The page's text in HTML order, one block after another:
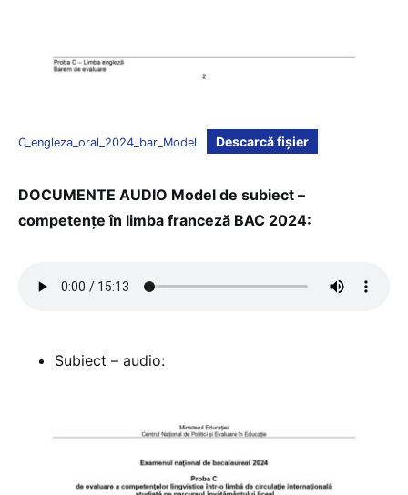
C_engleza_oral_2024_bar_Model Descarcă fișier
DOCUMENTE AUDIO Model de subiect –
competențe în limba franceză BAC 2024:
Subiect – audio: